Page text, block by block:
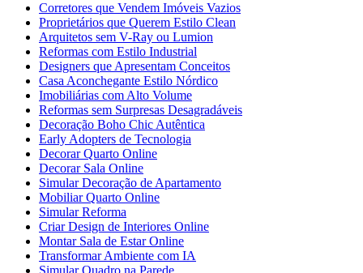
Corretores que Vendem Imóveis Vazios
Proprietários que Querem Estilo Clean
Arquitetos sem V-Ray ou Lumion
Reformas com Estilo Industrial
Designers que Apresentam Conceitos
Casa Aconchegante Estilo Nórdico
Imobiliárias com Alto Volume
Reformas sem Surpresas Desagradáveis
Decoração Boho Chic Autêntica
Early Adopters de Tecnologia
Decorar Quarto Online
Decorar Sala Online
Simular Decoração de Apartamento
Mobiliar Quarto Online
Simular Reforma
Criar Design de Interiores Online
Montar Sala de Estar Online
Transformar Ambiente com IA